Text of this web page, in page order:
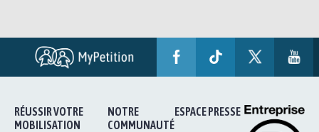
RÉUSSIR VOTRE
MOBILISATION
NOTRE
COMMUNAUTÉ
ESPACE PRESSE